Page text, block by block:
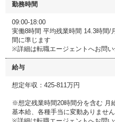
勤務時間
09:00-18:00
実働8時間 平均残業時間 14.3時間
間に準じます
※詳細は転職エージェントへお問い
給与
想定年収：425-811万円
※想定残業時間20時間分を含む 月
基本給、各種手当に変動ありません